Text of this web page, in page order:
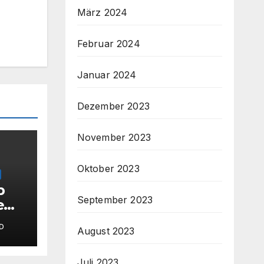
März 2024
Februar 2024
Januar 2024
Dezember 2023
November 2023
Oktober 2023
September 2023
August 2023